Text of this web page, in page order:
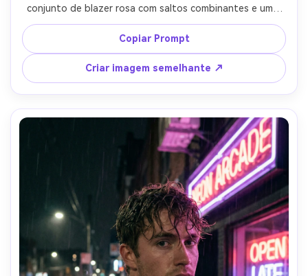
conjunto de blazer rosa com saltos combinantes e uma
mini bolsa, óculos de sol, rabo de cavalo alto, luz do dia
de verão brilhante com sombras nítidas, tirado em Canon
EOS R5 50mm, composição de estilo de rua, tons
vibrantes mas realistas, textura de tecido ultra-
detalhada, vibração editorial high-end, fotorealista-AR
4:5
Copiar Prompt
Criar imagem semelhante ↗